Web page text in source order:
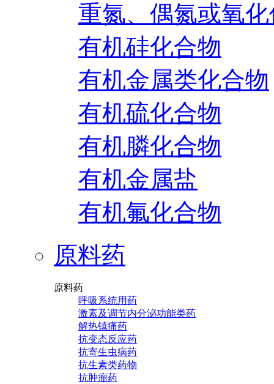
重氮、偶氮或氧
有机硅化合物
有机金属类化合物
有机硫化合物
有机膦化合物
有机金属盐
有机氟化合物
原料药
原料药
呼吸系统用药
激素及调节内分泌功能类药
解热镇痛药
抗变态反应药
抗寄生虫病药
抗生素类药物
抗肿瘤药